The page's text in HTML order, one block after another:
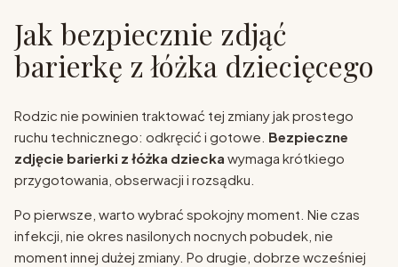
Jak bezpiecznie zdjąć
barierkę z łóżka dziecięcego
Rodzic nie powinien traktować tej zmiany jak prostego
ruchu technicznego: odkręcić i gotowe. Bezpieczne
zdjęcie barierki z łóżka dziecka wymaga krótkiego
przygotowania, obserwacji i rozsądku.
Po pierwsze, warto wybrać spokojny moment. Nie czas
infekcji, nie okres nasilonych nocnych pobudek, nie
moment innej dużej zmiany. Po drugie, dobrze wcześniej